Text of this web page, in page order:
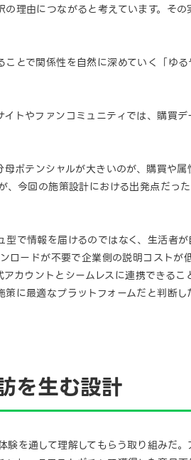
理由につながると考えています。そ
とで関係性を自然に深めていく「ゆる
トやファンコミュニティでは、購買
ポテンシャルが大きいのが、購買や属
今回の施策設計における出発点だっ
で情報を届けるのではなく、生活者
ロードが不要で企業側の説明コストが
カウントとシームレスに連携できる
に最適なプラットフォームだと判断し
を生む設計
を通して理解してもらう取り組みだ